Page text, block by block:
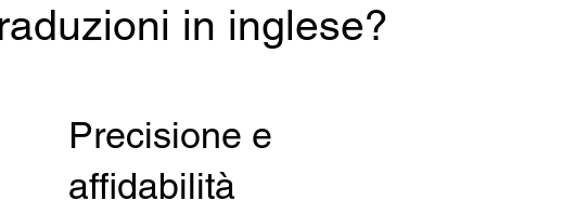
in inglese?
Precisione e
affidabilità